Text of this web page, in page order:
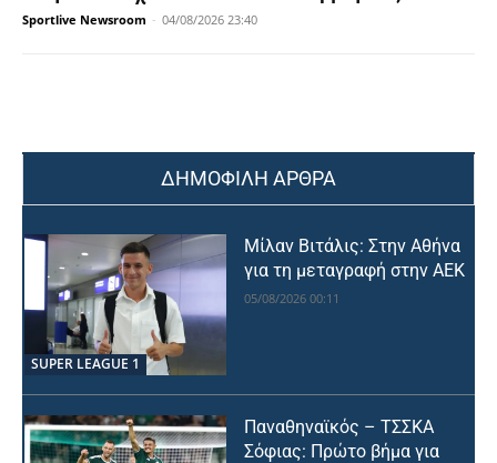
Sportlive Newsroom - 04/08/2026 23:40
ΔΗΜΟΦΙΛΗ ΑΡΘΡΑ
SUPER LEAGUE 1
Μίλαν Βιτάλις: Στην Αθήνα
για τη μεταγραφή στην ΑΕΚ
05/08/2026 00:11
Παναθηναϊκός – ΤΣΣΚΑ
Σόφιας: Πρώτο βήμα για